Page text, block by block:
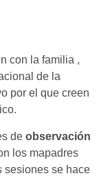
con la familia ,
de la
por el que creen
de observación
los mapadres
sesiones se hace